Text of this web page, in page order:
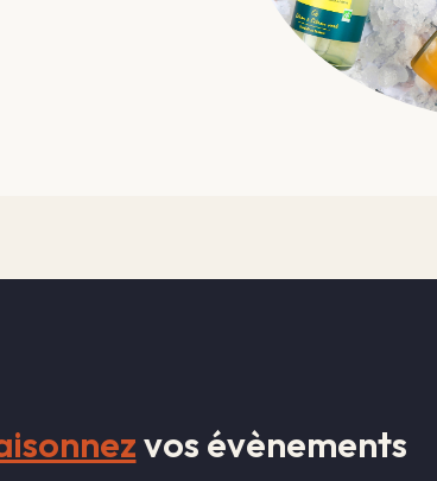
vos évènements